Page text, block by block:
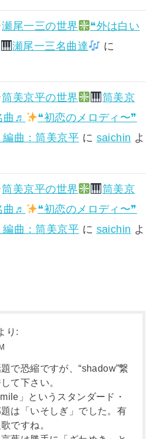
瀬尾一三の世界
❝外は白い
瀬尾一三名曲達
に
筒美京平の世界
筒美京
曲♬
❝初恋のメロディ〜❞
編曲：筒美京平 に saichin よ
筒美京平の世界
筒美京
曲♬
❝初恋のメロディ〜❞
編曲：筒美京平 に saichin よ
り:
で恐縮ですが、“shadow”繋
て下さい。
」というスタンダード・
は「いそしぎ」でした。有
ですね。